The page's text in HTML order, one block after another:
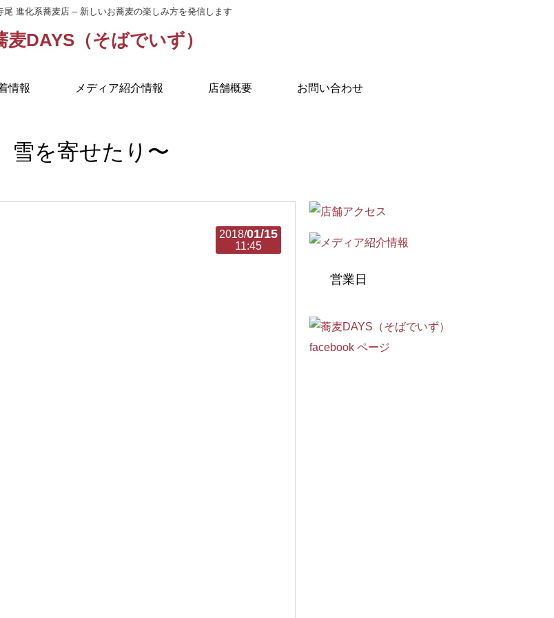
尾 進化系蕎麦店 – 新しいお蕎麦の楽しみ方を発信します
情報 メディア紹介情報 店舗概要 お問い合わせ
雪を寄せたり〜
2018/01/15
11:45
営業日